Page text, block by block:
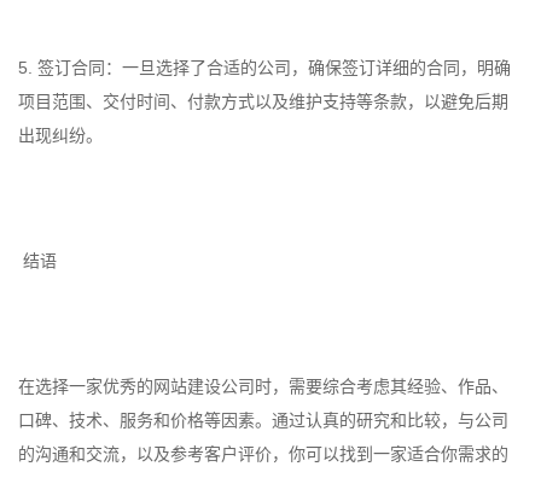
5. 签订合同：一旦选择了合适的公司，确保签订详细的合同，明确
项目范围、交付时间、付款方式以及维护支持等条款，以避免后期
出现纠纷。
结语
在选择一家优秀的网站建设公司时，需要综合考虑其经验、作品、
口碑、技术、服务和价格等因素。通过认真的研究和比较，与公司
的沟通和交流，以及参考客户评价，你可以找到一家适合你需求的